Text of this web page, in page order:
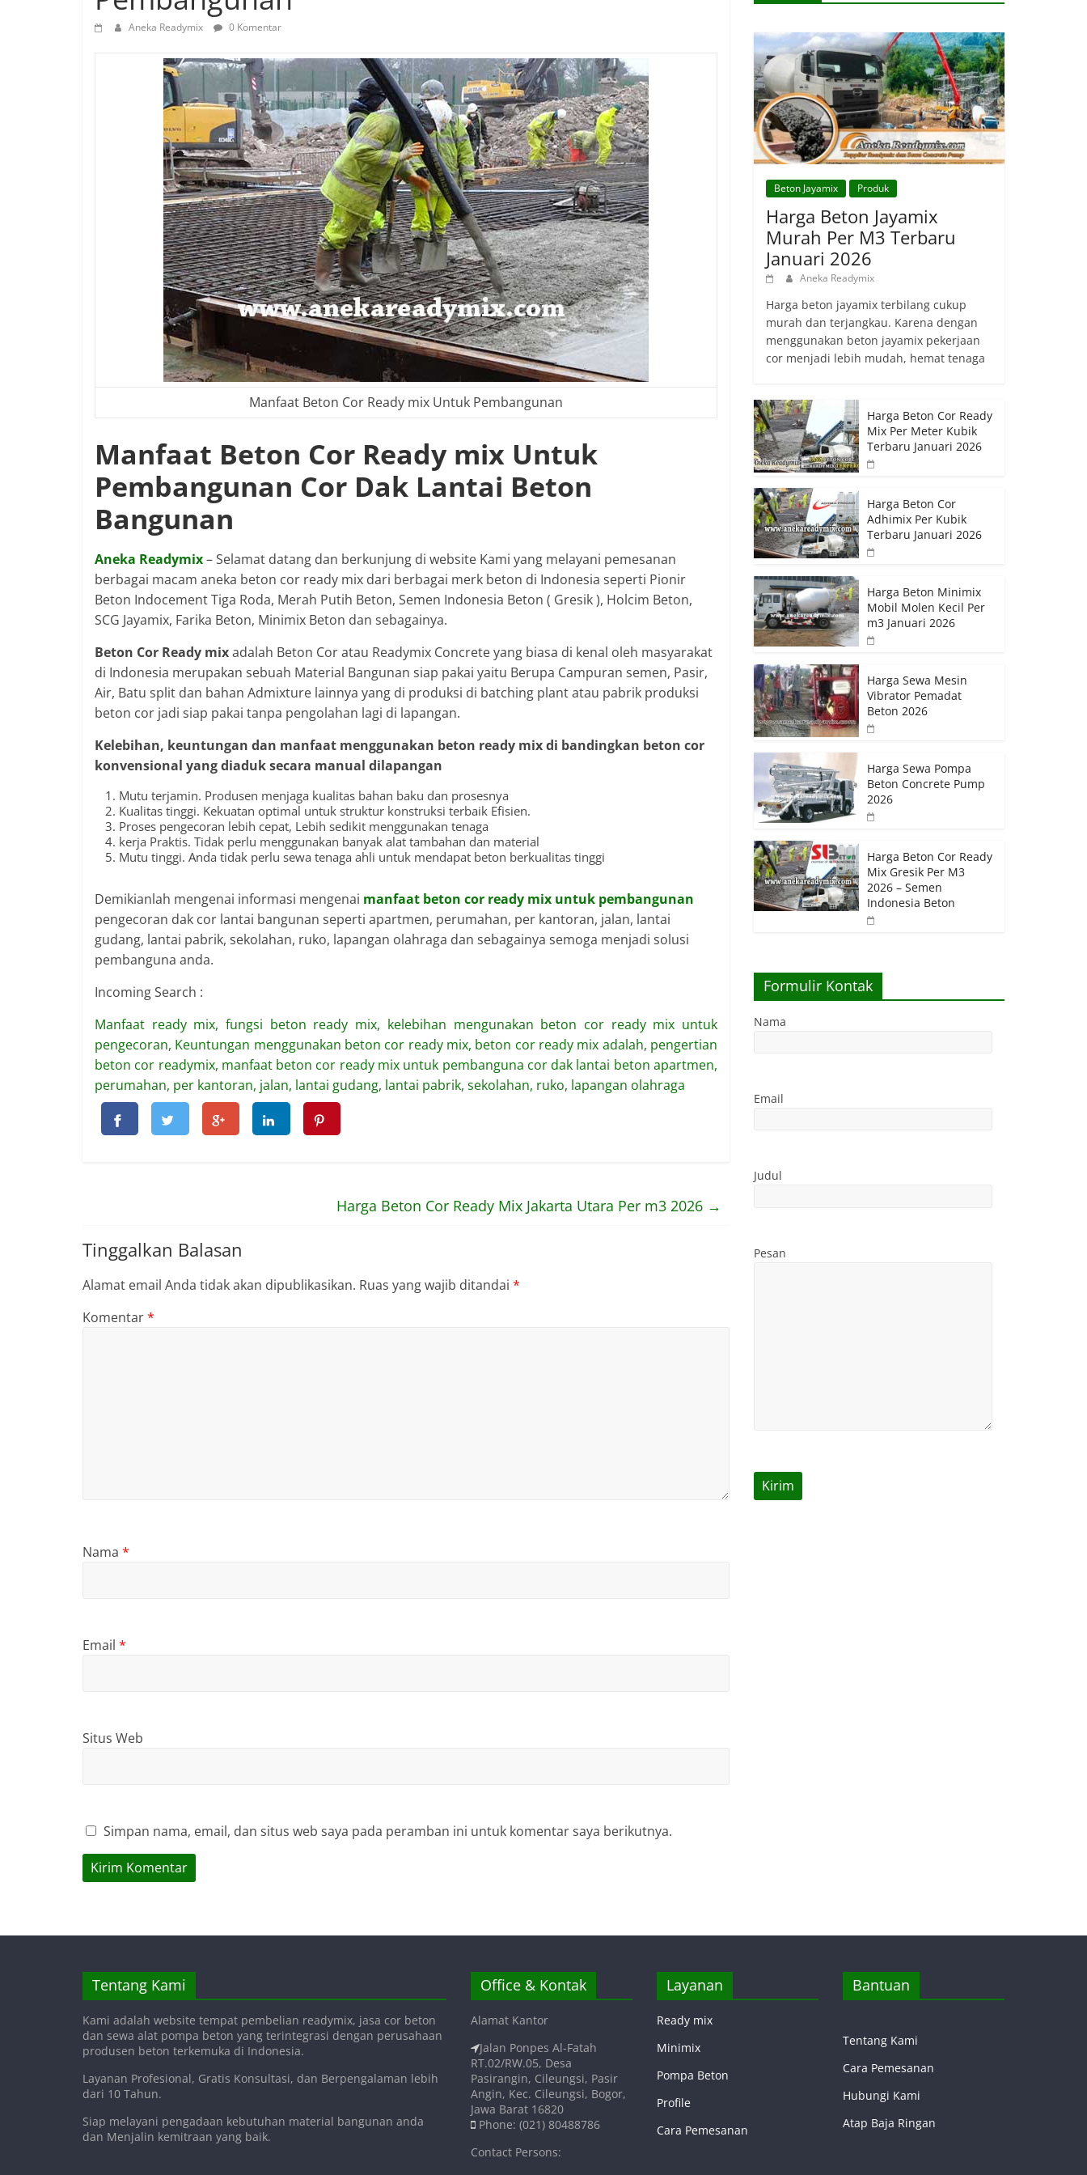
Aneka Readymix 0 Komentar
Manfaat Beton Cor Ready mix Untuk Pembangunan
Manfaat Beton Cor Ready mix Untuk
Pembangunan Cor Dak Lantai Beton
Bangunan
Aneka Readymix– Selamat datang dan berkunjung di website Kami yang melayani pemesanan
berbagai macam aneka beton cor ready mix dari berbagai merk beton di Indonesia seperti Pionir
Beton Indocement Tiga Roda, Merah Putih Beton, Semen Indonesia Beton ( Gresik ), Holcim Beton,
SCG Jayamix, Farika Beton, Minimix Beton dan sebagainya.
Beton Cor Ready mixadalah Beton Cor atau Readymix Concrete yang biasa di kenal oleh masyarakat
di Indonesia merupakan sebuah Material Bangunan siap pakai yaitu Berupa Campuran semen, Pasir,
Air, Batu split dan bahan Admixture lainnya yang di produksi di batching plant atau pabrik produksi
beton cor jadi siap pakai tanpa pengolahan lagi di lapangan.
Kelebihan, keuntungan dan manfaat menggunakan beton ready mix di bandingkan beton cor
konvensional yang diaduk secara manual dilapangan
Mutu terjamin. Produsen menjaga kualitas bahan baku dan prosesnya
Kualitas tinggi. Kekuatan optimal untuk struktur konstruksi terbaik Efisien.
Proses pengecoran lebih cepat, Lebih sedikit menggunakan tenaga
kerja Praktis. Tidak perlu menggunakan banyak alat tambahan dan material
Mutu tinggi. Anda tidak perlu sewa tenaga ahli untuk mendapat beton berkualitas tinggi
Demikianlah mengenai informasi mengenai manfaat beton cor ready mix untuk pembangunan
pengecoran dak cor lantai bangunan seperti apartmen, perumahan, per kantoran, jalan, lantai
gudang, lantai pabrik, sekolahan, ruko, lapangan olahraga dan sebagainya semoga menjadi solusi
pembanguna anda.
Incoming Search :
Manfaat ready mix, fungsi beton ready mix, kelebihan mengunakan beton cor ready mix untuk
pengecoran, Keuntungan menggunakan beton cor ready mix, beton cor ready mix adalah, pengertian
beton cor readymix, manfaat beton cor ready mix untuk pembanguna cor dak lantai beton apartmen,
perumahan, per kantoran, jalan, lantai gudang, lantai pabrik, sekolahan, ruko, lapangan olahraga
Harga Beton Cor Ready Mix Jakarta Utara Per m3 2026 →
Tinggalkan Balasan
Alamat email Anda tidak akan dipublikasikan. Ruas yang wajib ditandai *
Komentar*
Nama *
Email *
Situs Web
Simpan nama, email, dan situs web saya pada peramban ini untuk komentar saya berikutnya.
Beton Jayamix Produk
Harga Beton Jayamix
Murah Per M3 Terbaru
Januari 2026
Aneka Readymix
Harga beton jayamix terbilang cukup
murah dan terjangkau. Karena dengan
menggunakan beton jayamix pekerjaan
cor menjadi lebih mudah, hemat tenaga
Harga Beton Cor Ready
Mix Per Meter Kubik
Terbaru Januari 2026
Harga Beton Cor
Adhimix Per Kubik
Terbaru Januari 2026
Harga Beton Minimix
Mobil Molen Kecil Per
m3 Januari 2026
Harga Sewa Mesin
Vibrator Pemadat
Beton 2026
Harga Sewa Pompa
Beton Concrete Pump
2026
Harga Beton Cor Ready
Mix Gresik Per M3
2026 – Semen
Indonesia Beton
Formulir Kontak
Nama
Email
Judul
Pesan
Tentang Kami
Kami adalah website tempat pembelian readymix, jasa cor beton
dan sewa alat pompa beton yang terintegrasi dengan perusahaan
produsen beton terkemuka di Indonesia.
Layanan Profesional, Gratis Konsultasi, dan Berpengalaman lebih
dari 10 Tahun.
Siap melayani pengadaan kebutuhan material bangunan anda
dan Menjalin kemitraan yang baik.
Office & Kontak
Alamat Kantor
Jalan Ponpes Al-Fatah
RT.02/RW.05, Desa
Pasirangin, Cileungsi, Pasir
Angin, Kec. Cileungsi, Bogor,
Jawa Barat 16820
Phone: (021) 80488786
Contact Persons:
Layanan
Ready mix
Minimix
Pompa Beton
Profile
Cara Pemesanan
Bantuan
Tentang Kami
Cara Pemesanan
Hubungi Kami
Atap Baja Ringan